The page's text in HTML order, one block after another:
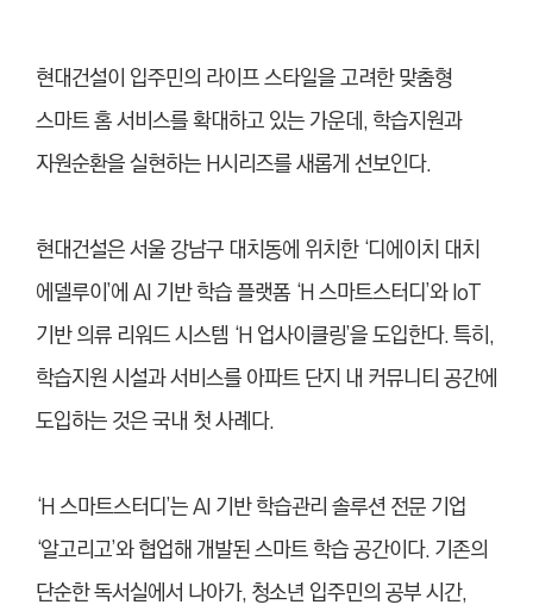
현대건설이 입주민의 라이프 스타일을 고려한 맞춤형
스마트 홈 서비스를 확대하고 있는 가운데, 학습지원과
자원순환을 실현하는 H시리즈를 새롭게 선보인다.
현대건설은 서울 강남구 대치동에 위치한 ‘디에이치 대치
에델루이’에 AI 기반 학습 플랫폼 ‘H 스마트스터디’와 IoT
기반 의류 리워드 시스템 ‘H 업사이클링’을 도입한다. 특히,
학습지원 시설과 서비스를 아파트 단지 내 커뮤니티 공간에
도입하는 것은 국내 첫 사례다.
‘H 스마트스터디’는 AI 기반 학습관리 솔루션 전문 기업
‘알고리고’와 협업해 개발된 스마트 학습 공간이다. 기존의
단순한 독서실에서 나아가, 청소년 입주민의 공부 시간,